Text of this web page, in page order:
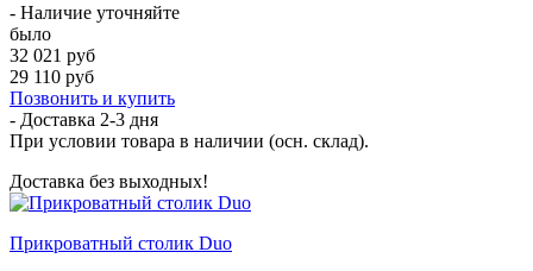
- Наличие уточняйте
было
32 021 руб
29 110 руб
Позвонить и купить
- Доставка 2-3 дня
При условии товара в наличии (осн. склад).
Доставка без выходных!
Прикроватный столик Duo